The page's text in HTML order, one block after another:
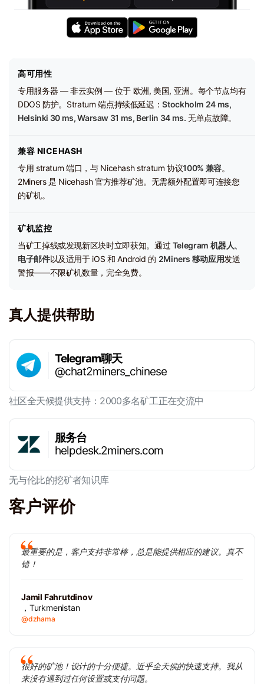
高可用性
专用服务器 — 非云实例 — 位于 欧洲, 美国, 亚洲。每个节点均有
DDOS 防护。Stratum 端点持续低延迟：Stockholm 24 ms,
Helsinki 30 ms, Warsaw 31 ms, Berlin 34 ms. 无单点故障。
兼容 NICEHASH
专用 stratum 端口，与 Nicehash stratum 协议100% 兼容。
2Miners 是 Nicehash 官方推荐矿池。无需额外配置即可连接您
的矿机。
矿机监控
当矿工掉线或发现新区块时立即获知。通过 Telegram 机器人、
电子邮件以及适用于 iOS 和 Android 的 2Miners 移动应用发送
警报——不限矿机数量，完全免费。
真人提供帮助
Telegram聊天
@chat2miners_chinese
社区全天候提供支持：2000多名矿工正在交流中
服务台
helpdesk.2miners.com
无与伦比的挖矿者知识库
客户评价
最重要的是，客户支持非常棒，总是能提供相应的建议。真不
错！
Jamil Fahrutdinov
，Turkmenistan
@dzhama
很好的矿池！设计的十分便捷。近乎全天侯的快速支持。我从
来没有遇到过任何设置或支付问题。